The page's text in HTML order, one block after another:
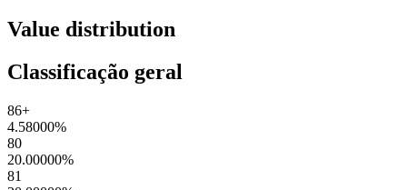
Value distribution
Classificação geral
86+
4.58000%
80
20.00000%
81